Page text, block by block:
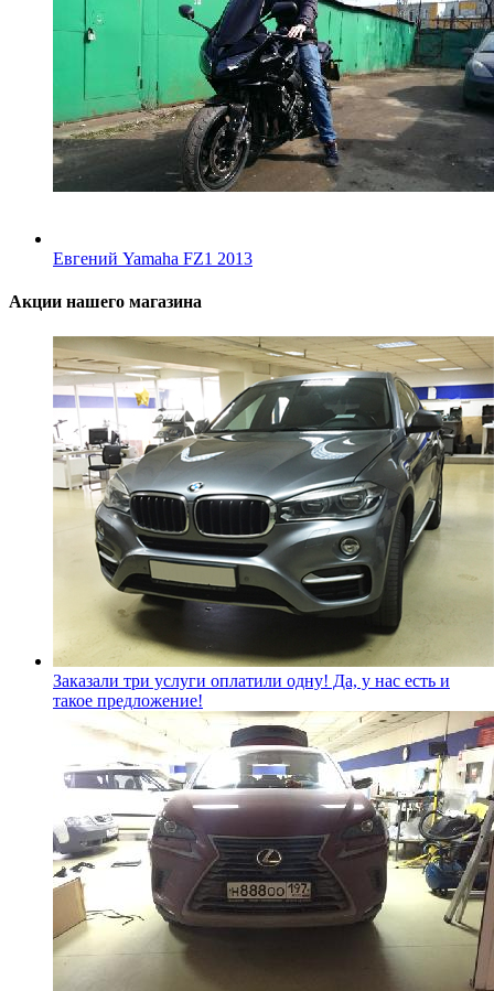
Евгений Yamaha FZ1 2013
Акции нашего магазина
Заказали три услуги оплатили одну! Да, у нас есть и
такое предложение!